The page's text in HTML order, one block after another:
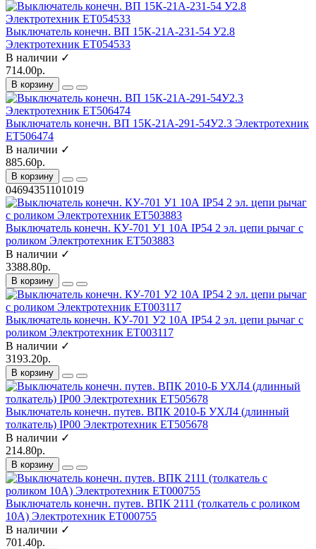
Выключатель конечн. ВП 15К-21А-231-54 У2.8
Электротехник ET054533
В наличии ✓
714.00р.
В корзину
Выключатель конечн. ВП 15К-21А-291-54У2.3 Электротехник
ET506474
В наличии ✓
885.60р.
В корзину
04694351101019
Выключатель конечн. КУ-701 У1 10А IP54 2 эл. цепи рычаг с
роликом Электротехник ET503883
В наличии ✓
3388.80р.
В корзину
Выключатель конечн. КУ-701 У2 10А IP54 2 эл. цепи рычаг с
роликом Электротехник ET003117
В наличии ✓
3193.20р.
В корзину
Выключатель конечн. путев. ВПК 2010-Б УХЛ4 (длинный
толкатель) IP00 Электротехник ET505678
В наличии ✓
214.80р.
В корзину
Выключатель конечн. путев. ВПК 2111 (толкатель с роликом
10A) Электротехник ET000755
В наличии ✓
701.40р.